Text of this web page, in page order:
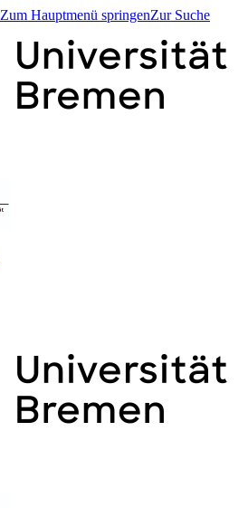
Zum Hauptmenü springenZur Suche